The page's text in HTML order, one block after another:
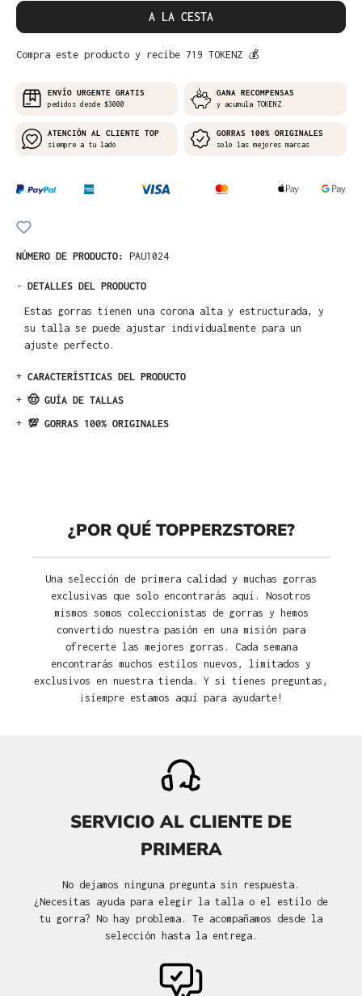
A LA CESTA
Compra este producto y recibe 719 TOKENZ 💰
ENVÍO URGENTE GRATIS
pedidos desde $3000
GANA RECOMPENSAS
y acumula TOKENZ
ATENCIÓN AL CLIENTE TOP
siempre a tu lado
GORRAS 100% ORIGINALES
solo las mejores marcas
NÚMERO DE PRODUCTO: PAU1024
- DETALLES DEL PRODUCTO
Estas gorras tienen una corona alta y estructurada, y
su talla se puede ajustar individualmente para un
ajuste perfecto.
+ CARACTERÍSTICAS DEL PRODUCTO
+ 🤠 GUÍA DE TALLAS
+ 💯 GORRAS 100% ORIGINALES
¿POR QUÉ TOPPERZSTORE?
Una selección de primera calidad y muchas gorras
exclusivas que solo encontrarás aquí. Nosotros
mismos somos coleccionistas de gorras y hemos
convertido nuestra pasión en una misión para
ofrecerte las mejores gorras. Cada semana
encontrarás muchos estilos nuevos, limitados y
exclusivos en nuestra tienda. Y si tienes preguntas,
¡siempre estamos aquí para ayudarte!
SERVICIO AL CLIENTE DE
PRIMERA
No dejamos ninguna pregunta sin respuesta.
¿Necesitas ayuda para elegir la talla o el estilo de
tu gorra? No hay problema. Te acompañamos desde la
selección hasta la entrega.